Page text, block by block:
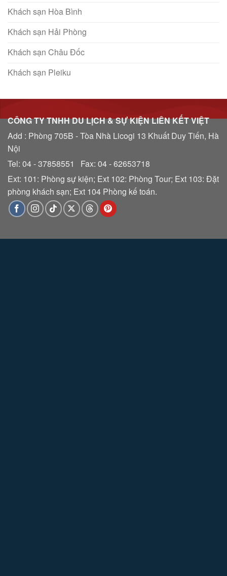
Khách sạn Hòa Bình
Khách sạn Hải Phòng
Khách sạn Châu Đốc
Khách sạn Pleiku
CÔNG TY TNHH DU LỊCH & SỰ KIỆN LIÊN KẾT VIỆT
Add : Phòng 705B - Tòa Nhà Licogi 13 Khuất Duy Tiến, Hà
Nội
Tel: 04 - 37858551 Fax: 04 - 62653718
Ext: 101: Phòng sự kiện; Ext 102: Phòng Tour; Ext 103: Đặt
phòng khách sạn; Ext 104 Phòng kế toán.